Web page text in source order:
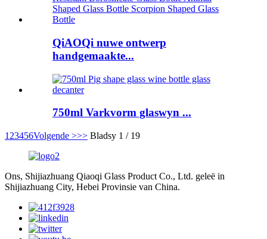
QiAOQi nuwe ontwerp
handgemaakte...
750ml Varkvorm glaswyn ...
1 23456Volgende >>> Bladsy 1 / 19
Ons, Shijiazhuang Qiaoqi Glass Product Co., Ltd. geleë in
Shijiazhuang City, Hebei Provinsie van China.